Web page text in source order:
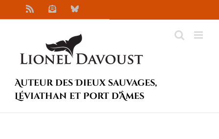
au
NewsletterBluesky
Auteur des Dieux sauvages,
Léviathan et Port d’Âmes